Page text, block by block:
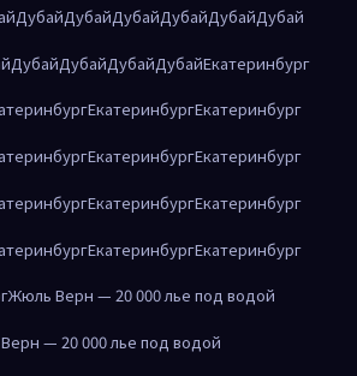
ДубайДубайДубайДубайДубайДубай
ДубайДубайДубайДубайЕкатеринбург
ЕкатеринбургЕкатеринбург
ЕкатеринбургЕкатеринбург
ЕкатеринбургЕкатеринбург
ЕкатеринбургЕкатеринбург
Жюль Верн — 20 000 лье под водой
— 20 000 лье под водой